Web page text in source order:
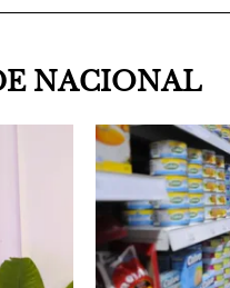
NACIONAL